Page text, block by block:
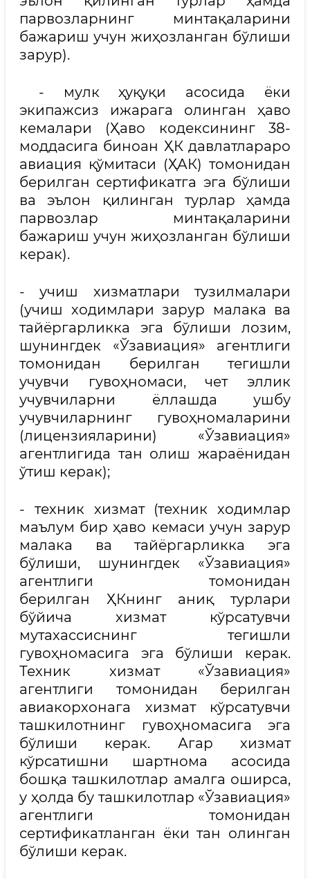
парвозларнинг минтақаларини
бажариш учун жиҳозланган бўлиши
зарур).
- мулк ҳуқуқи асосида ёки
экипажсиз ижарага олинган ҳаво
кемалари (Ҳаво кодексининг 38-
моддасига биноан ҲК давлатлараро
авиация қўмитаси (ҲАК) томонидан
берилган сертификатга эга бўлиши
ва эълон қилинган турлар ҳамда
парвозлар минтақаларини
бажариш учун жиҳозланган бўлиши
керак).
- учиш хизматлари тузилмалари
(учиш ходимлари зарур малака ва
тайёргарликка эга бўлиши лозим,
шунингдек «Ўзавиация» агентлиги
томонидан берилган тегишли
учувчи гувоҳномаси, чет эллик
учувчиларни ёллашда ушбу
учувчиларнинг гувоҳномаларини
(лицензияларини) «Ўзавиация»
агентлигида тан олиш жараёнидан
ўтиш керак);
- техник хизмат (техник ходимлар
маълум бир ҳаво кемаси учун зарур
малака ва тайёргарликка эга
бўлиши, шунингдек «Ўзавиация»
агентлиги томонидан
берилган ҲКнинг аниқ турлари
бўйича хизмат кўрсатувчи
мутахассиснинг тегишли
гувоҳномасига эга бўлиши керак.
Техник хизмат «Ўзавиация»
агентлиги томонидан берилган
авиакорхонага хизмат кўрсатувчи
ташкилотнинг гувоҳномасига эга
бўлиши керак. Агар хизмат
кўрсатишни шартнома асосида
бошқа ташкилотлар амалга оширса,
у ҳолда бу ташкилотлар «Ўзавиация»
агентлиги томонидан
сертификатланган ёки тан олинган
бўлиши керак.